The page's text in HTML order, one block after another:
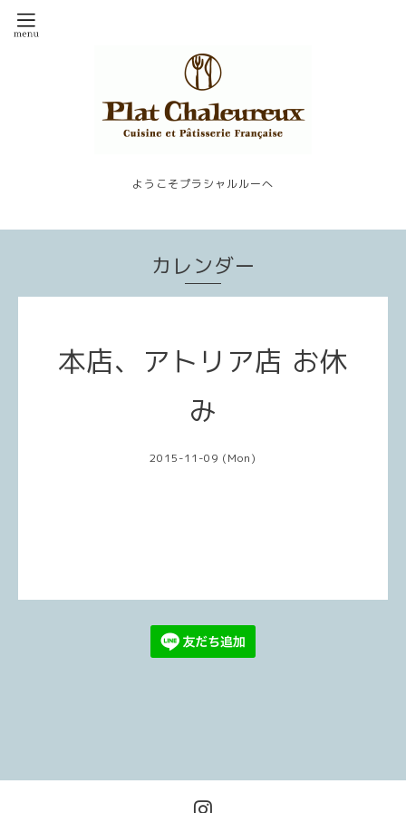
ようこそプラシャルルーへ
カレンダー
本店、アトリア店 お休
み
2015-11-09 (Mon)